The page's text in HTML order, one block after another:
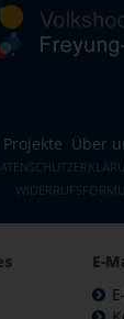
Projekte Über
E-